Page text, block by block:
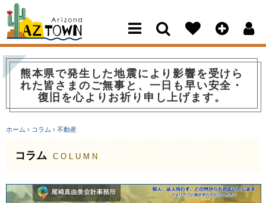
熊本県で発生した地震により影響を受けら
れた皆さまのご無事と、一日も早い安全・
復旧を心よりお祈り申し上げます。
ホーム › コラム › 不動産
コラム COLUMN